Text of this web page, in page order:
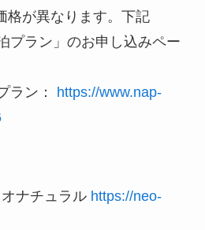
が異なります。下記
プラン」のお申し込みペー
ラン： https://www.nap-
ナチュラル https://neo-